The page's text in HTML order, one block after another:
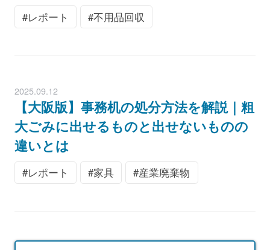
レポート 不用品回収
2025.09.12
【大阪版】事務机の処分方法を解説｜粗
大ごみに出せるものと出せないものの
違いとは
レポート 家具 産業廃棄物